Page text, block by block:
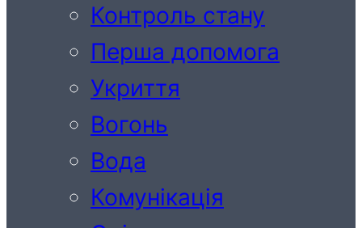
Контроль стану
Перша допомога
Укриття
Вогонь
Вода
Комунікація